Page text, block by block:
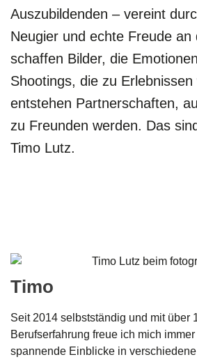
Auszubildenden – vereint
Neugier und echte Freude an
schaffen Bilder, die
Shootings, die zu
entstehen Partnerschaften,
zu Freunden werden. Das
Timo Lutz.
Timo
Seit 2014 selbstständig und mit über
Berufserfahrung freue ich mich
spannende Einblicke in